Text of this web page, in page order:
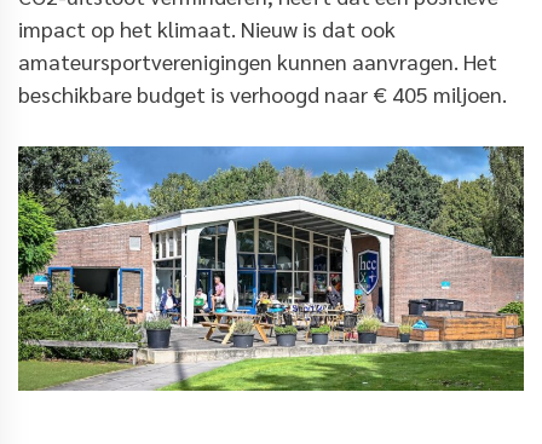
impact op het klimaat. Nieuw is dat ook
amateursportverenigingen kunnen aanvragen. Het
beschikbare budget is verhoogd naar € 405 miljoen.